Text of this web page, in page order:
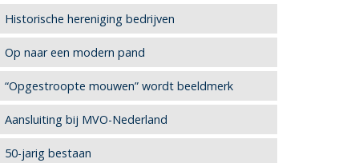
Historische hereniging bedrijven
Op naar een modern pand
“Opgestroopte mouwen” wordt beeldmerk
Aansluiting bij MVO-Nederland
50-jarig bestaan